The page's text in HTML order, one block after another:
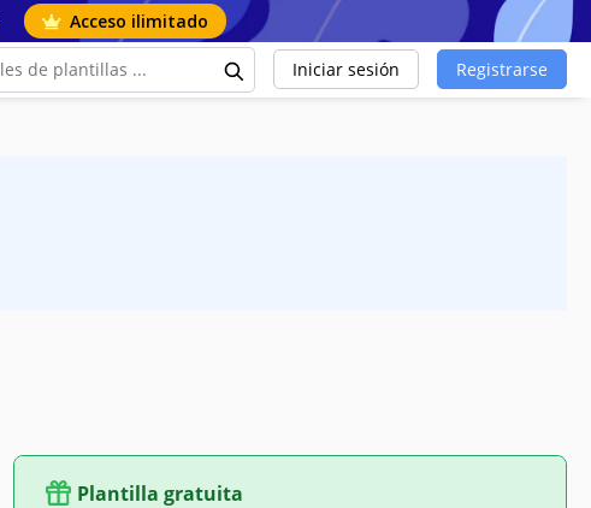
Acceso ilimitado
Iniciar sesión Registrarse
Plantilla gratuita